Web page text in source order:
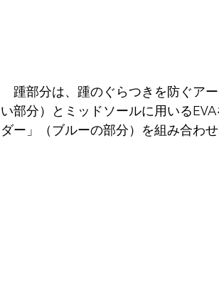
踵部分は、踵のぐらつきを防ぐア
い部分）とミッドソールに用いる
ダー」（ブルーの部分）を組み合わ